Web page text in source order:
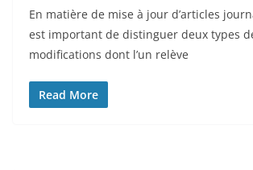
En matière de mise à jour d’articles
est important de distinguer deux types
modifications dont l’un relève
Read More